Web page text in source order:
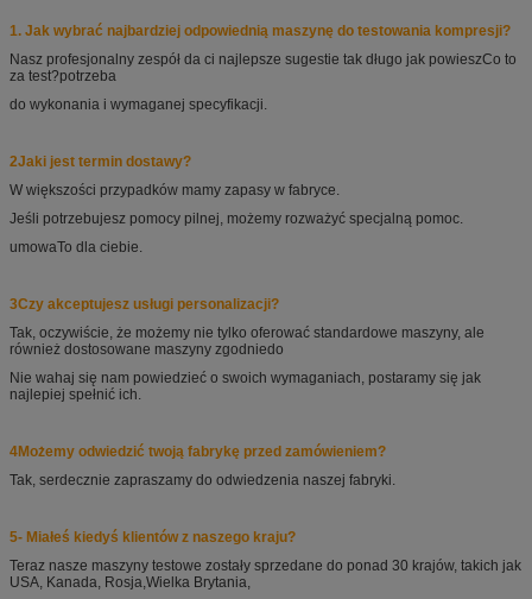
1. Jak wybrać najbardziej odpowiednią maszynę do testowania kompresji?
Nasz profesjonalny zespół da ci najlepsze sugestie tak długo jak powieszCo to
za test?potrzeba
do wykonania i wymaganej specyfikacji.
2Jaki jest termin dostawy?
W większości przypadków mamy zapasy w fabryce.
Jeśli potrzebujesz pomocy pilnej, możemy rozważyć specjalną pomoc.
umowaTo dla ciebie.
3Czy akceptujesz usługi personalizacji?
Tak, oczywiście, że możemy nie tylko oferować standardowe maszyny, ale
również dostosowane maszyny zgodniedo
Nie wahaj się nam powiedzieć o swoich wymaganiach, postaramy się jak
najlepiej spełnić ich.
4Możemy odwiedzić twoją fabrykę przed zamówieniem?
Tak, serdecznie zapraszamy do odwiedzenia naszej fabryki.
5- Miałeś kiedyś klientów z naszego kraju?
Teraz nasze maszyny testowe zostały sprzedane do ponad 30 krajów, takich jak
USA, Kanada, Rosja, Wielka Brytania,